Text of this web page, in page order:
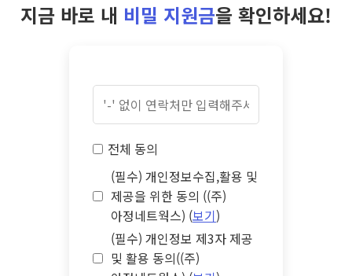
지금 바로 내 비밀 지원금을 확인하세요!
전체 동의
(필수) 개인정보수집,활용 및
제공을 위한 동의 ((주)
아정네트웍스) (보기)
(필수) 개인정보 제3자 제공
및 활용 동의((주)